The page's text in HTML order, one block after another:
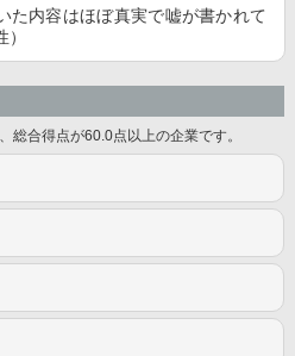
た内容はほぼ真実で嘘が書かれて
総合得点が60.0点以上の企業です。